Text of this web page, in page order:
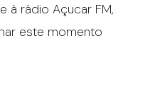
à rádio Açucar FM,
este momento